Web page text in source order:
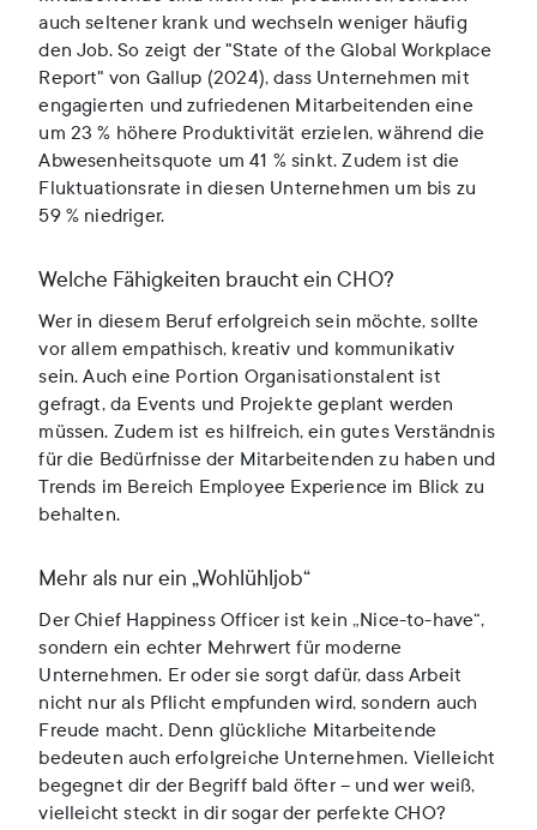
auch seltener krank und wechseln weniger häufig
den Job. So zeigt der "State of the Global Workplace
Report" von Gallup (2024), dass Unternehmen mit
engagierten und zufriedenen Mitarbeitenden eine
um 23 % höhere Produktivität erzielen, während die
Abwesenheitsquote um 41 % sinkt. Zudem ist die
Fluktuationsrate in diesen Unternehmen um bis zu
59 % niedriger.
Welche Fähigkeiten braucht ein CHO?
Wer in diesem Beruf erfolgreich sein möchte, sollte
vor allem empathisch, kreativ und kommunikativ
sein. Auch eine Portion Organisationstalent ist
gefragt, da Events und Projekte geplant werden
müssen. Zudem ist es hilfreich, ein gutes Verständnis
für die Bedürfnisse der Mitarbeitenden zu haben und
Trends im Bereich Employee Experience im Blick zu
behalten.
Mehr als nur ein „Wohlühljob“
Der Chief Happiness Officer ist kein „Nice-to-have“,
sondern ein echter Mehrwert für moderne
Unternehmen. Er oder sie sorgt dafür, dass Arbeit
nicht nur als Pflicht empfunden wird, sondern auch
Freude macht. Denn glückliche Mitarbeitende
bedeuten auch erfolgreiche Unternehmen. Vielleicht
begegnet dir der Begriff bald öfter – und wer weiß,
vielleicht steckt in dir sogar der perfekte CHO?